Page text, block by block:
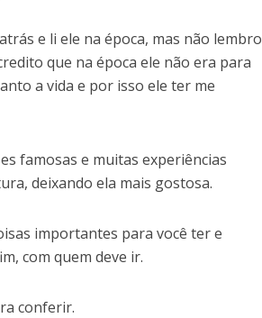
e li ele na época, mas não lembro
que na época ele não era para
a vida e por isso ele ter me
famosas e muitas experiências
deixando ela mais gostosa.
importantes para você ter e
com quem deve ir.
conferir.